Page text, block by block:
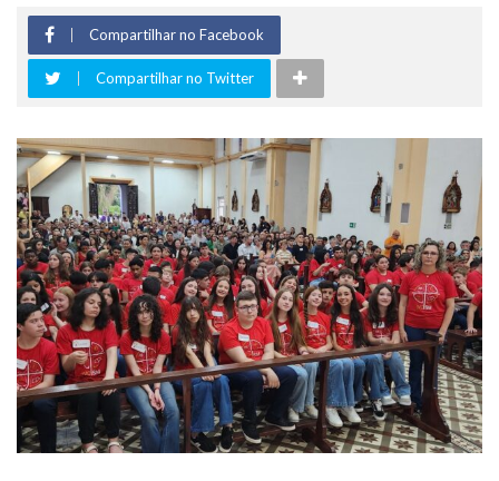
Compartilhar no Facebook
Compartilhar no Twitter